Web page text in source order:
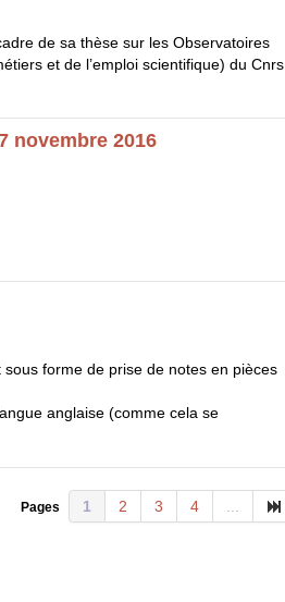
de sa thèse sur les Observatoires
et de l’emploi scientifique) du Cnrs.
novembre 2016
forme de prise de notes en pièces
anglaise (comme cela se
Pages 1 2 3 4